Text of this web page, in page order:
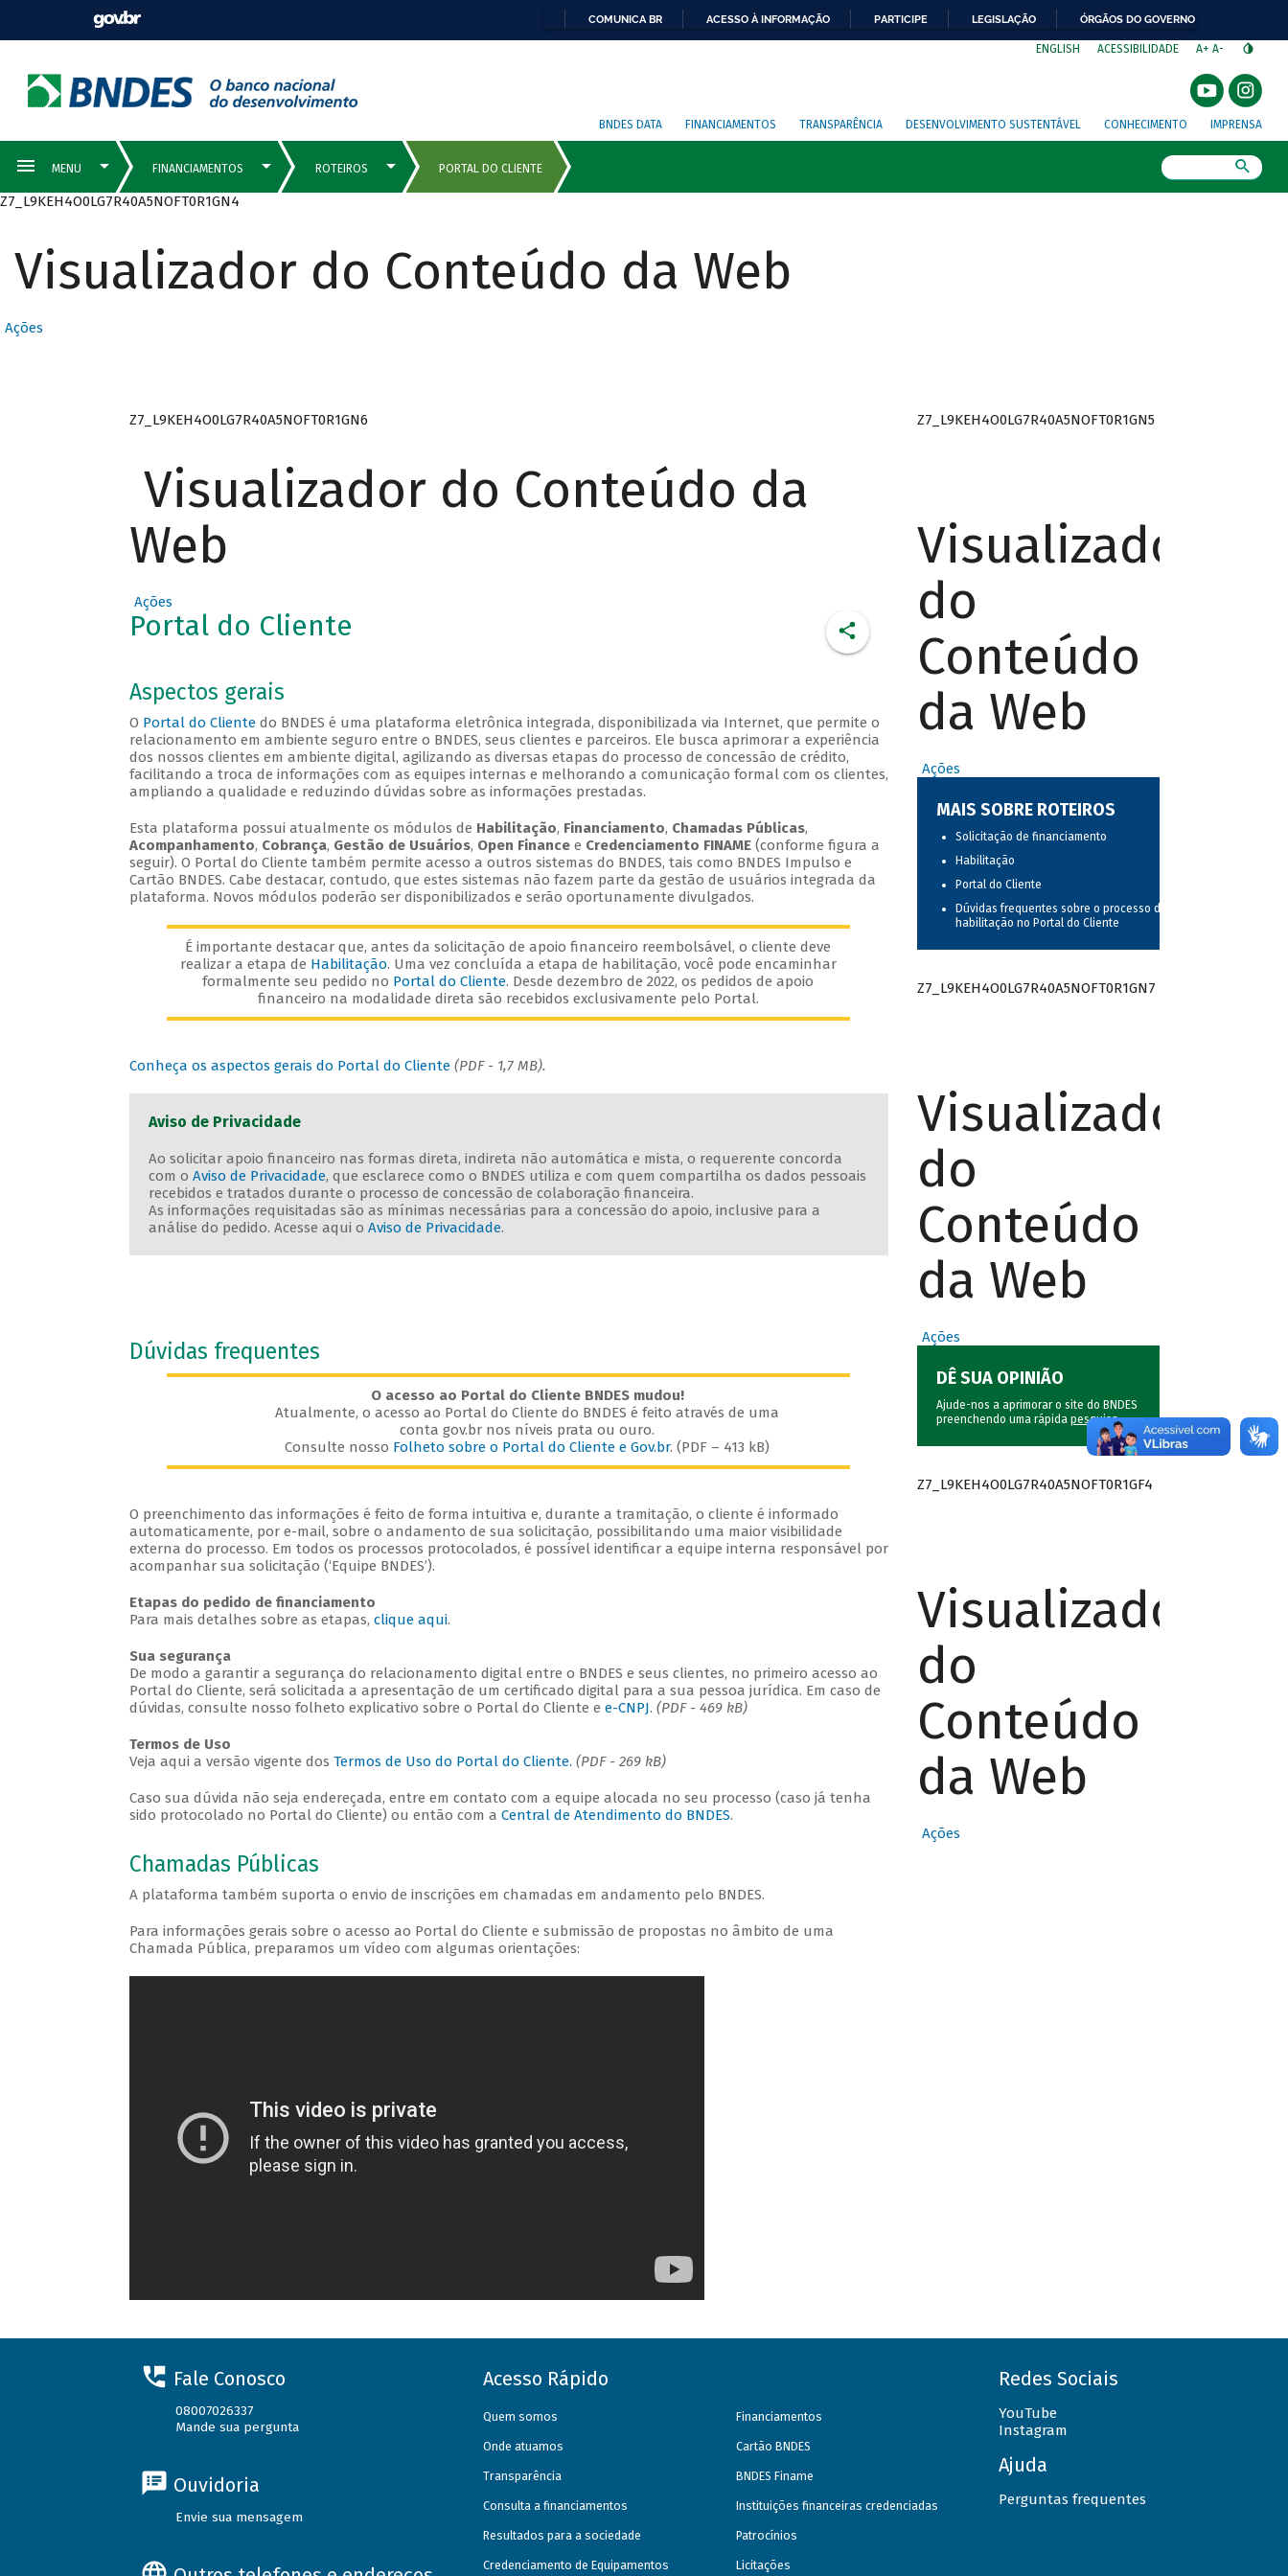
COMUNICA BR ACESSO À INFORMAÇÃO PARTICIPE LEGISLAÇÃO ÓRGÃOS DO GOVERNO
ENGLISH ACESSIBILIDADE A+ A-
BNDES DATA FINANCIAMENTOS TRANSPARÊNCIA DESENVOLVIMENTO SUSTENTÁVEL CONHECIMENTO IMPRENSA
Z7_L9KEH4O0LG7R40A5NOFT0R1GN4
Visualizador do Conteúdo da Web
Ações
Z7_L9KEH4O0LG7R40A5NOFT0R1GN6
Visualizador do Conteúdo da
Web
Ações
Portal do Cliente
Aspectos gerais
O Portal do Clientedo BNDES é uma plataforma eletrônica integrada, disponibilizada via Internet, que permite o
relacionamento em ambiente seguro entre o BNDES, seus clientes e parceiros. Ele busca aprimorar a experiência
dos nossos clientes em ambiente digital, agilizando as diversas etapas do processo de concessão de crédito,
facilitando a troca de informações com as equipes internas e melhorando a comunicação formal com os clientes,
ampliando a qualidade e reduzindo dúvidas sobre as informações prestadas.
Esta plataforma possui atualmente os módulos de Habilitação, Financiamento, Chamadas Públicas,
Acompanhamento, Cobrança, Gestão de Usuários, Open Financee Credenciamento FINAME(conforme figura a
seguir). O Portal do Cliente também permite acesso a outros sistemas do BNDES, tais como BNDES Impulso e
Cartão BNDES. Cabe destacar, contudo, que estes sistemas não fazem parte da gestão de usuários integrada da
plataforma. Novos módulos poderão ser disponibilizados e serão oportunamente divulgados.
É importante destacar que, antes da solicitação de apoio financeiro reembolsável, o cliente deve
realizar a etapa de Habilitação. Uma vez concluída a etapa de habilitação, você pode encaminhar
formalmente seu pedido no Portal do Cliente. Desde dezembro de 2022, os pedidos de apoio
financeiro na modalidade direta são recebidos exclusivamente pelo Portal.
Conheça os aspectos gerais do Portal do Cliente (PDF - 1,7 MB).
Aviso de Privacidade
Ao solicitar apoio financeiro nas formas direta, indireta não automática e mista, o requerente concorda
com o Aviso de Privacidade, que esclarece como o BNDES utiliza e com quem compartilha os dados pessoais
recebidos e tratados durante o processo de concessão de colaboração financeira.
As informações requisitadas são as mínimas necessárias para a concessão do apoio, inclusive para a
análise do pedido. Acesse aqui o Aviso de Privacidade.
Dúvidas frequentes
O acesso ao Portal do Cliente BNDES mudou!
Atualmente, o acesso ao Portal do Cliente do BNDES é feito através de uma
conta gov.br nos níveis prata ou ouro.
Consulte nosso Folheto sobre o Portal do Cliente e Gov.br. (PDF – 413 kB)
O preenchimento das informações é feito de forma intuitiva e, durante a tramitação, o cliente é informado
automaticamente, por e-mail, sobre o andamento de sua solicitação, possibilitando uma maior visibilidade
externa do processo. Em todos os processos protocolados, é possível identificar a equipe interna responsável por
acompanhar sua solicitação (‘Equipe BNDES’).
Etapas do pedido de financiamento
Para mais detalhes sobre as etapas, clique aqui.
Sua segurança
De modo a garantir a segurança do relacionamento digital entre o BNDES e seus clientes, no primeiro acesso ao
Portal do Cliente, será solicitada a apresentação de um certificado digital para a sua pessoa jurídica. Em caso de
dúvidas, consulte nosso folheto explicativo sobre o Portal do Cliente e e-CNPJ. (PDF - 469 kB)
Termos de Uso
Veja aqui a versão vigente dos Termos de Uso do Portal do Cliente. (PDF - 269 kB)
Caso sua dúvida não seja endereçada, entre em contato com a equipe alocada no seu processo (caso já tenha
sido protocolado no Portal do Cliente) ou então com a Central de Atendimento do BNDES.
Chamadas Públicas
A plataforma também suporta o envio de inscrições em chamadas em andamento pelo BNDES.
Para informações gerais sobre o acesso ao Portal do Cliente e submissão de propostas no âmbito de uma
Chamada Pública, preparamos um vídeo com algumas orientações:
Z7_L9KEH4O0LG7R40A5NOFT0R1GN5
Visualizador
do
Conteúdo
da Web
Ações
MAIS SOBRE ROTEIROS
Solicitação de financiamento
Habilitação
Portal do Cliente
Dúvidas frequentes sobre o processo de
habilitação no Portal do Cliente
Z7_L9KEH4O0LG7R40A5NOFT0R1GN7
Visualizador
do
Conteúdo
da Web
Ações
DÊ SUA OPINIÃO
Ajude-nos a aprimorar o site do BNDES
preenchendo uma rápida pesquisa.
Z7_L9KEH4O0LG7R40A5NOFT0R1GF4
Visualizador
do
Conteúdo
da Web
Ações
Fale Conosco
08007026337
Mande sua pergunta
Ouvidoria
Envie sua mensagem
Acesso Rápido
Quem somos
Onde atuamos
Transparência
Consulta a financiamentos
Resultados para a sociedade
Credenciamento de Equipamentos
Financiamentos
Cartão BNDES
BNDES Finame
Instituições financeiras credenciadas
Patrocínios
Licitações
Redes Sociais
YouTube
Instagram
Ajuda
Perguntas frequentes